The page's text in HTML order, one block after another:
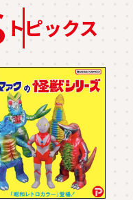
トピックス